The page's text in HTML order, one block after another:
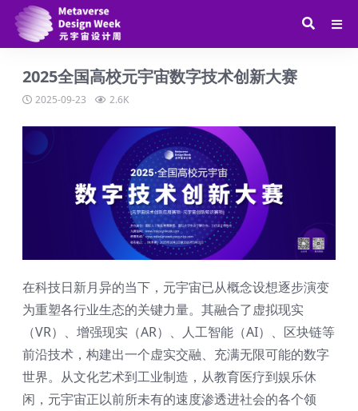
2025全国高校元宇宙数字技术创新大赛
2025-09-23 2.6K
在科技日新月异的当下，元宇宙已从概念设想逐步演变
为重塑各行业生态的关键力量。其融合了虚拟现实
（VR）、增强现实（AR）、人工智能（AI）、区块链等
前沿技术，构建出一个虚实交融、充满无限可能的数字
世界。从文化艺术到工业制造，从教育医疗到娱乐休
闲，元宇宙正以前所未有的速度渗透进社会的各个领